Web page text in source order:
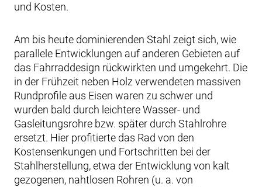
und Kosten.
Am bis heute dominierenden Stahl zeigt sich, wie
parallele Entwicklungen auf anderen Gebieten auf
das Fahrraddesign rückwirkten und umgekehrt. Die
in der Frühzeit neben Holz verwendeten massiven
Rundprofile aus Eisen waren zu schwer und
wurden bald durch leichtere Wasser- und
Gasleitungsrohre bzw. später durch Stahlrohre
ersetzt. Hier profitierte das Rad von den
Kostensenkungen und Fortschritten bei der
Stahlherstellung, etwa der Entwicklung von kalt
gezogenen, nahtlosen Rohren (u. a. von